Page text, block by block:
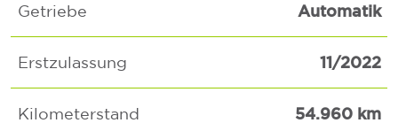
Getriebe Automatik
Erstzulassung 11/2022
Kilometerstand 54.960 km